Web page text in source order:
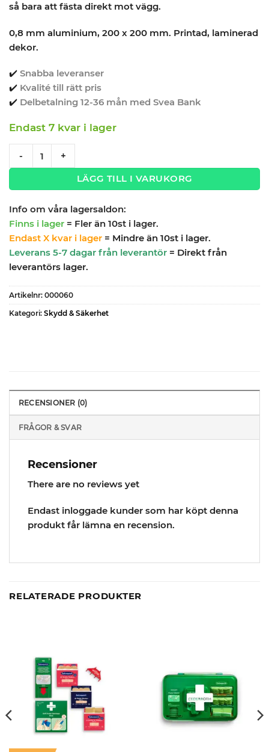
så bara att fästa direkt mot vägg.
0,8 mm aluminium, 200 x 200 mm. Printad, laminerad
dekor.
✔️ Snabba leveranser
✔️ Kvalité till rätt pris
✔️ Delbetalning 12-36 mån med Svea Bank
Endast 7 kvar i lager
- +
LÄGG TILL I VARUKORG
Info om våra lagersaldon:
Finns i lager = Fler än 10st i lager.
Endast X kvar i lager = Mindre än 10st i lager.
Leverans 5-7 dagar från leverantör = Direkt från
leverantörs lager.
Artikelnr: 000060
Kategori: Skydd & Säkerhet
RECENSIONER (0)
FRÅGOR & SVAR
Recensioner
There are no reviews yet
Endast inloggade kunder som har köpt denna
produkt får lämna en recension.
RELATERADE PRODUKTER